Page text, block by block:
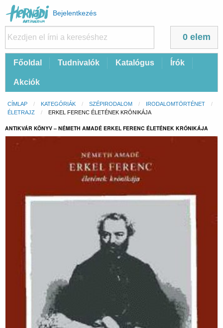
Felhasználói
fiók
menüje
Bejelentkezés
0 elem
FőFőoldal Tudnivalók Katalógus Írók
Akciók
Morzsa
CÍMLAP KATEGÓRIÁK SZÉPIRODALOM
IRODALOMTÖRTÉNET
ÉLETRAJZ
CURRENT:
ERKEL FERENC ÉLETÉNEK KRÓNIKÁJA
ANTIKVÁR KÖNYV – NÉMETH AMADÉ ERKEL FERENC ÉLETÉNEK KRÓNIKÁJA